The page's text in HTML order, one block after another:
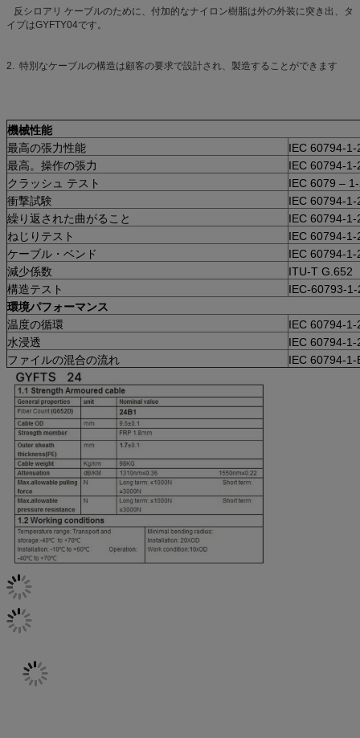
反シロアリ ケーブルのために、付加的なナイロン樹脂は外の外装に突き出、タ
イプはGYFTY04です。
2. 特別なケーブルの構造は顧客の要求で設計され、製造することができます
機械性能
最高の張力性能
IEC 60794-1-
最高。操作の張力
IEC 60794-1-
クラッシュ テスト
IEC 6079 –
衝撃試験
IEC 60794-1-
繰り返された曲がること
IEC 60794-1-
ねじりテスト
IEC 60794-1-
ケーブル・ベンド
IEC 60794-1-
減少係数
ITU-T G.652
構造テスト
IEC-60793-1-
環境パフォーマンス
温度の循環
IEC 60794-1-
水浸透
IEC 60794-1-
ファイルの混合の流れ
IEC 60794-1-